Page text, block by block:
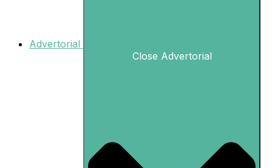
Advertorial
Close Advertorial